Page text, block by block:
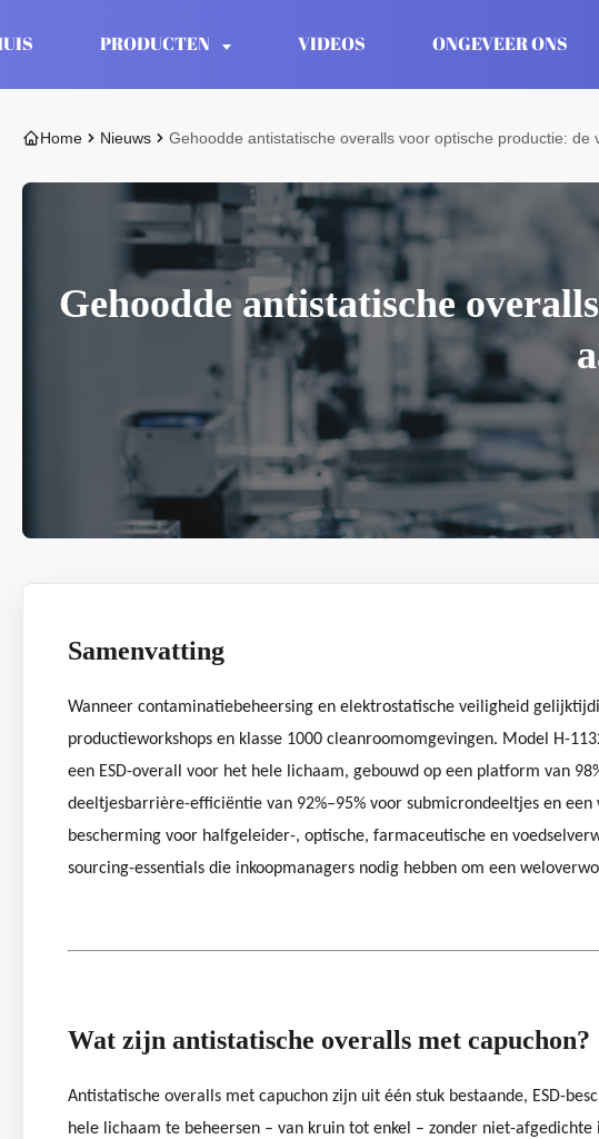
PRODUCTEN VIDEOS ONGEVEER ONS
Home Nieuws Gehoodde antistatische overalls voor optische productie:
Gehoodde antistatische
Samenvatting
Wanneer contaminatiebeheersing en elektrostatische veiligheid
productieworkshops en klasse 1000 cleanroomomgevingen. Model H-
een ESD-overall voor het hele lichaam, gebouwd op een platform van
deeltjesbarrière-efficiëntie van 92%–95% voor submicrondeeltjes en
bescherming voor halfgeleider-, optische, farmaceutische en
sourcing-essentials die inkoopmanagers nodig hebben om een
Wat zijn antistatische overalls met capuchon?
Antistatische overalls met capuchon zijn uit één stuk bestaande, ESD-
hele lichaam te beheersen – van kruin tot enkel – zonder niet-